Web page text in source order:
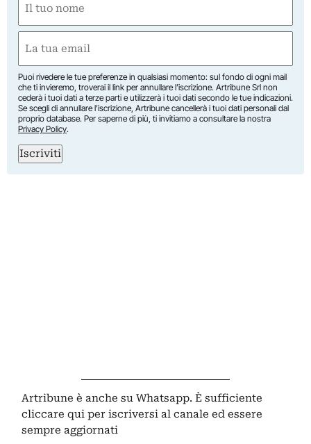
(Required)
(Required)
Puoi rivedere le tue preferenze in qualsiasi momento: sul fondo di ogni mail
che ti invieremo, troverai il link per annullare l’iscrizione. Artribune Srl non
cederà i tuoi dati a terze parti e utilizzerà i tuoi dati secondo le tue indicazioni.
Se scegli di annullare l’iscrizione, Artribune cancellerà i tuoi dati personali dal
proprio database. Per saperne di più, ti invitiamo a consultare la nostra
Privacy Policy.
Iscriviti
Artribune è anche su Whatsapp. È sufficiente
cliccare qui per iscriversi al canale ed essere
sempre aggiornati